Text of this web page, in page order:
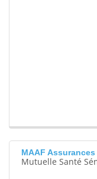
MAAF Assurances
Mutuelle Santé